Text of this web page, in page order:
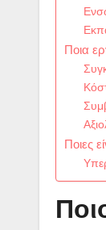
Ποια
Ποιες